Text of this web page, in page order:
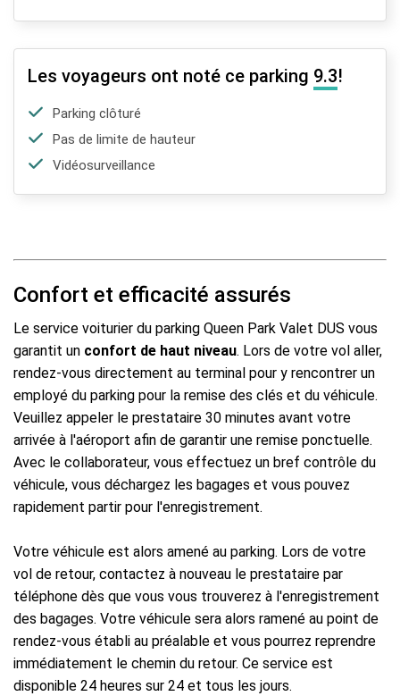
Les voyageurs ont noté ce parking 9.3!
Parking clôturé
Pas de limite de hauteur
Vidéosurveillance
Confort et efficacité assurés
Le service voiturier du parking Queen Park Valet DUS vous
garantit un confort de haut niveau. Lors de votre vol aller,
rendez-vous directement au terminal pour y rencontrer un
employé du parking pour la remise des clés et du véhicule.
Veuillez appeler le prestataire 30 minutes avant votre
arrivée à l'aéroport afin de garantir une remise ponctuelle.
Avec le collaborateur, vous effectuez un bref contrôle du
véhicule, vous déchargez les bagages et vous pouvez
rapidement partir pour l'enregistrement.
Votre véhicule est alors amené au parking. Lors de votre
vol de retour, contactez à nouveau le prestataire par
téléphone dès que vous vous trouverez à l'enregistrement
des bagages. Votre véhicule sera alors ramené au point de
rendez-vous établi au préalable et vous pourrez reprendre
immédiatement le chemin du retour. Ce service est
disponible 24 heures sur 24 et tous les jours.